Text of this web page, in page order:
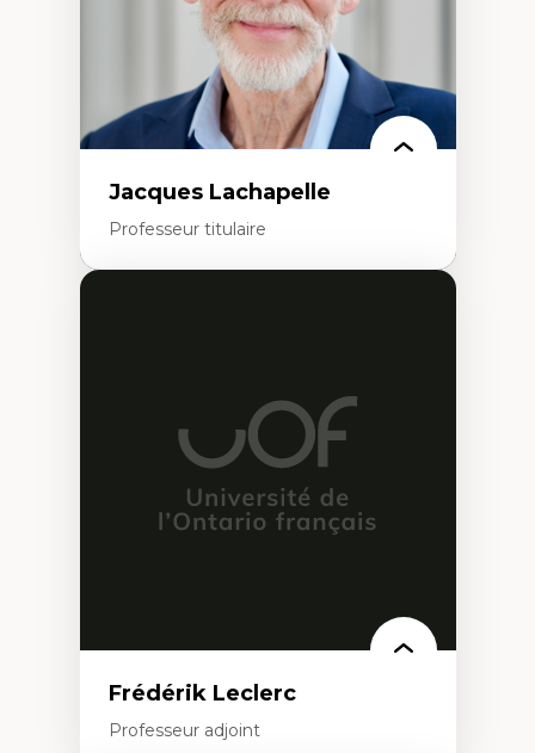
Jacques Lachapelle
Professeur titulaire
l'environnement bâti
Conception de projet en milieu existant
Analyse critique en architecture et
enseignement du design architectural et
Frédérik Leclerc
Professeur adjoint